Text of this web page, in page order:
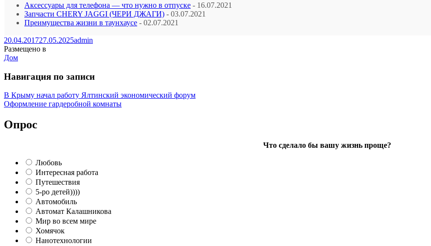
Аксессуары для телефона — что нужно в отпуске - 16.07.2021
Запчасти CHERY JAGGI (ЧЕРИ ДЖАГИ) - 03.07.2021
Преимущества жизни в таунхаусе - 02.07.2021
20.04.201727.05.2025admin
Размещено в
Дом
Навигация по записи
В Крыму начал работу Ялтинский экономический форум
Оформление гардеробной комнаты
Опрос
Что сделало бы вашу жизнь проще?
Любовь
Интересная работа
Путешествия
5-ро детей))))
Автомобиль
Автомат Калашникова
Мир во всем мире
Хомячок
Нанотехнологии